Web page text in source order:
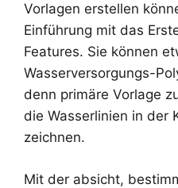
Vorlagen erstellen
Einführung mit das
Features. Sie können
Wasserversorgungs-
denn primäre Vorlage
die Wasserlinien in der
zeichnen.
Mit der absicht,